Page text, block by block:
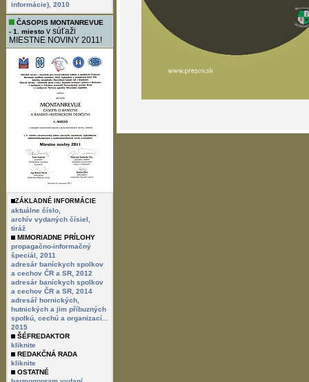
informácie), 2010
ČASOPIS MONTANREVUE
- 1. miesto v súťaži
MIESTNE NOVINY 2011!
ZÁKLADNÉ INFORMÁCIE
aktuálne číslo,
archív vydaných čísiel,
tiráž
MIMORIADNE PRÍLOHY
propagačno-informačný
špeciál, 2011
adresár baníckych spolkov
a cechov ČR a SR, 2012
adresár baníckych spolkov
a cechov ČR a SR, 2014
adresář hornických,
hutnických a jim příbuzných
spolkú, cechú a organizací...
2015
ŠÉFREDAKTOR
kliknite
REDAKČNÁ RADA
kliknite
OSTATNÉ